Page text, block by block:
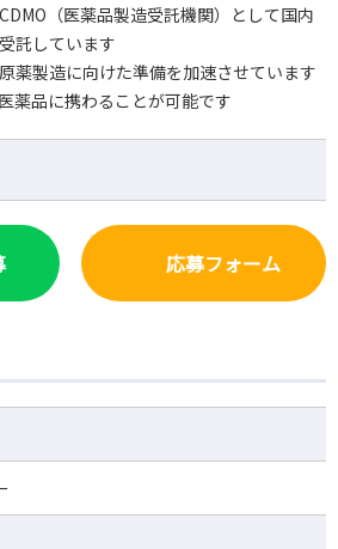
（医薬品製造受託機関）として国内
託しています
薬製造に向けた準備を加速させています
薬品に携わることが可能です
応募フォーム